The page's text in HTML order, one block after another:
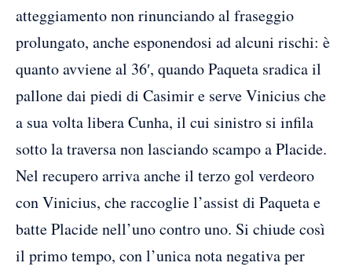
atteggiamento non rinunciando al fraseggio
prolungato, anche esponendosi ad alcuni rischi: è
quanto avviene al 36′, quando Paqueta sradica il
pallone dai piedi di Casimir e serve Vinicius che
a sua volta libera Cunha, il cui sinistro si infila
sotto la traversa non lasciando scampo a Placide.
Nel recupero arriva anche il terzo gol verdeoro
con Vinicius, che raccoglie l’assist di Paqueta e
batte Placide nell’uno contro uno. Si chiude così
il primo tempo, con l’unica nota negativa per